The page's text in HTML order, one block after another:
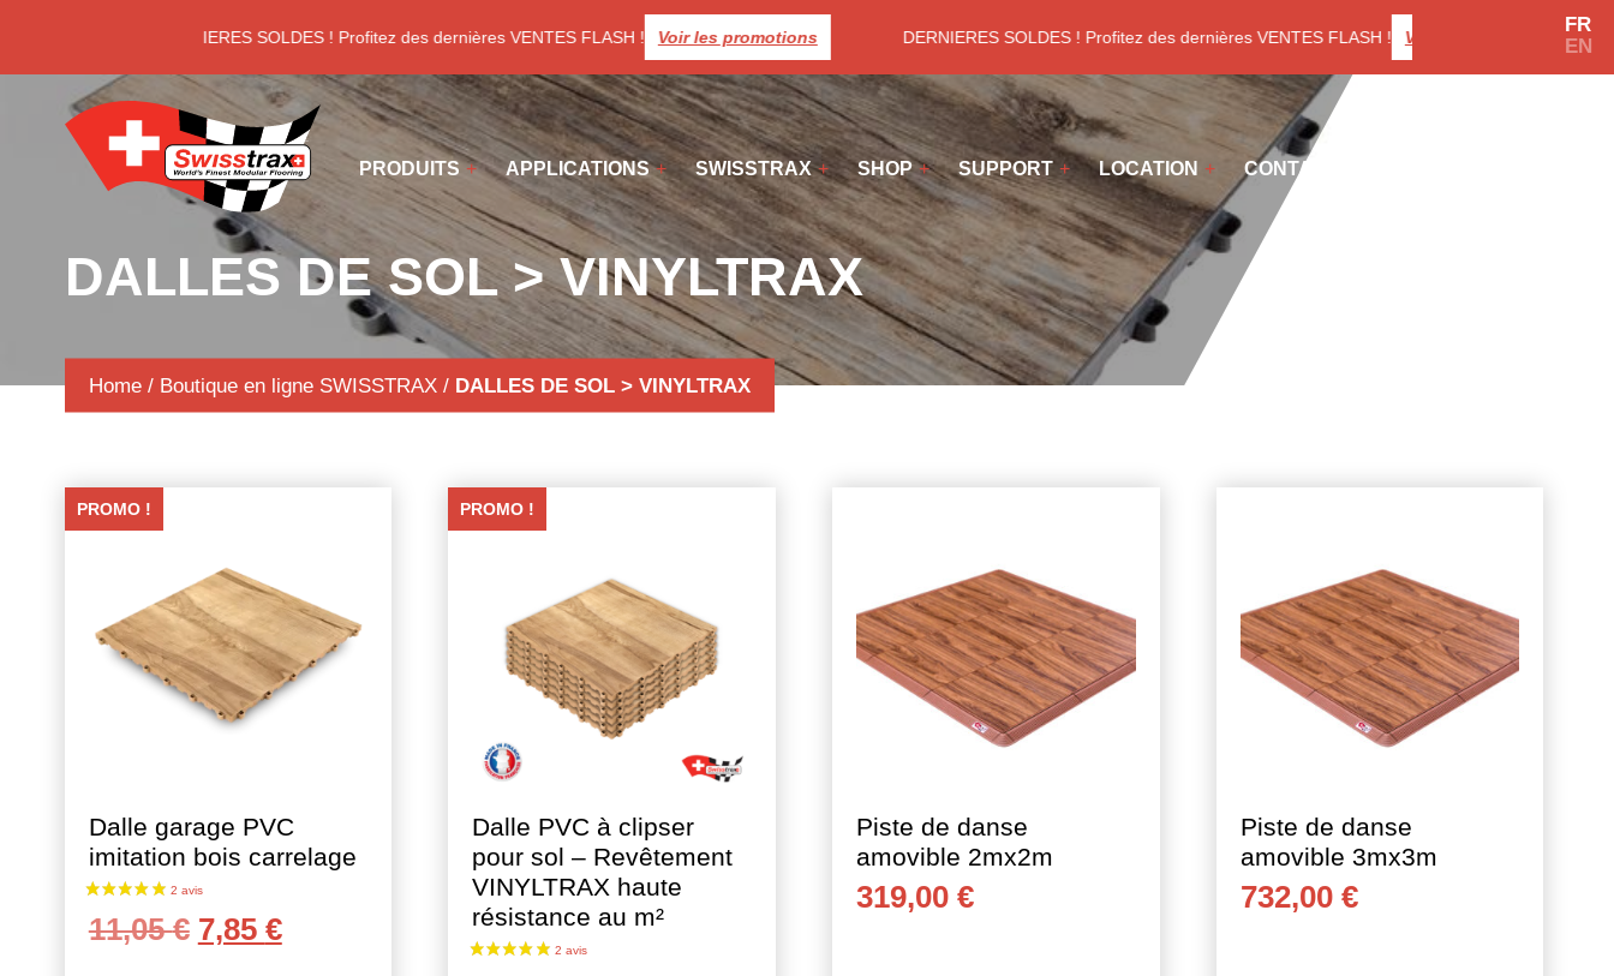
DERNIERES SOLDES ! Profitez des dernières VENTES FLASH ! Voir les promotions DERNIERES SOLDES ! Profitez des dernières VENTES FLASH ! Voir les promotions
PRODUITS APPLICATIONS SWISSTRAX SHOP SUPPORT LOCATION CONTACT
FR
EN
DALLES DE SOL > VINYLTRAX
Home/ Boutique en ligne SWISSTRAX/ DALLES DE SOL > VINYLTRAX
PROMO !
Dalle garage PVC
imitation bois carrelage
11,05€ Le
7,85 €Le
PROMO !
Dalle PVC à clipser
pour sol – Revêtement
VINYLTRAX haute
résistance au m²
Piste de danse
amovible 2mx2m
319,00€
Piste de danse
amovible 3mx3m
732,00 €